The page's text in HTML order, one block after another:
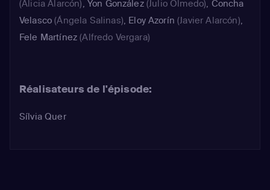
(Alicia Alarcón), Yon González(Julio Olmedo), Concha
Velasco (Ángela Salinas), Eloy Azorín (Javier Alarcón),
Fele Martínez (Alfredo Vergara)
Réalisateurs de l'épisode:
Sílvia Quer